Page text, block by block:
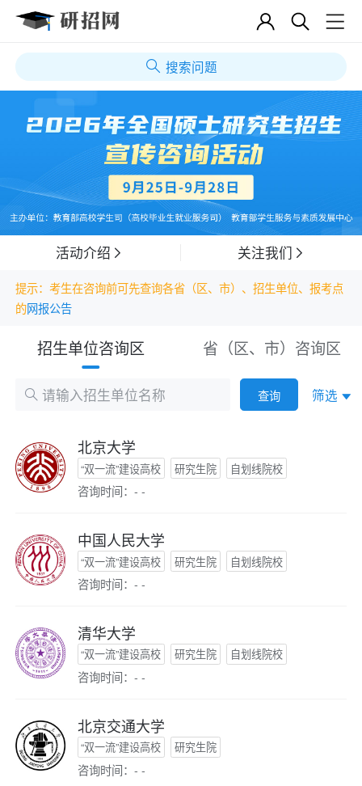
搜索问题
活动介绍 关注我们
提示：考生在咨询前可先查询各省（区、市）、招生单位、报考点
的网报公告
招生单位咨询区 省（区、市）咨询区
查询 筛选
北京大学
“双一流”建设高校 研究生院 自划线院校
咨询时间：- -
中国人民大学
“双一流”建设高校 研究生院 自划线院校
咨询时间：- -
清华大学
“双一流”建设高校 研究生院 自划线院校
咨询时间：- -
北京交通大学
“双一流”建设高校 研究生院
咨询时间：- -